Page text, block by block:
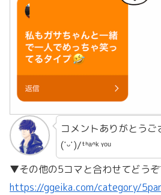
コメントありがとうご
(˙ᵕ˙)/ᵗᑋᵃᐢᵏ ᵞᵒᵘ
▼その他の5コマと合わせてどう
https://ggeika.com/category/